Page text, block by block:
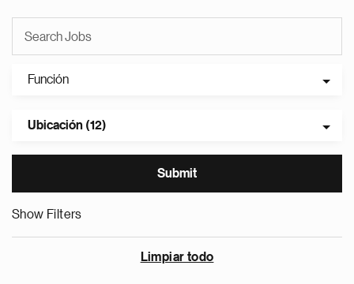
Función
Ubicación (12)
Show Filters
Limpiar todo